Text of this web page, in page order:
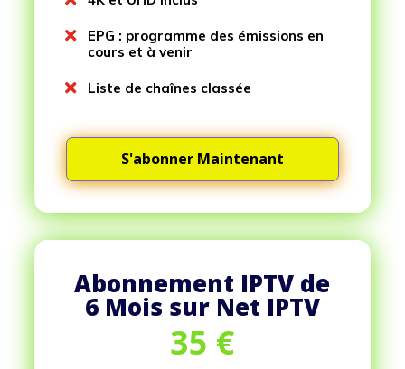

EPG : programme des émissions en
cours et à venir
 Liste de chaînes classée
S'abonner Maintenant
Abonnement IPTV de
6 Mois sur Net IPTV
35 €